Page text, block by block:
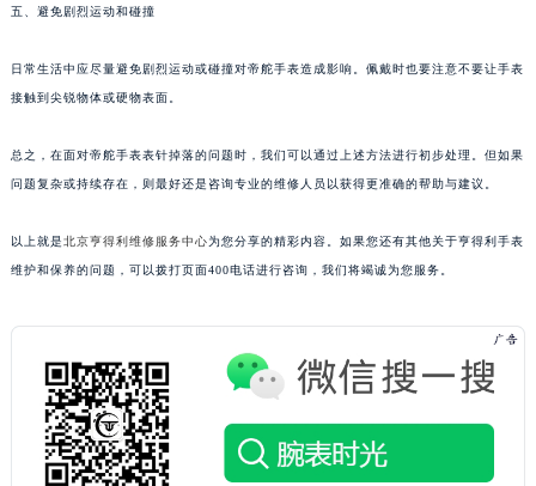
五、避免剧烈运动和碰撞
日常生活中应尽量避免剧烈运动或碰撞对帝舵手表造成影响。佩戴时也要注意不要让手表
接触到尖锐物体或硬物表面。
总之，在面对帝舵手表表针掉落的问题时，我们可以通过上述方法进行初步处理。但如果
问题复杂或持续存在，则最好还是咨询专业的维修人员以获得更准确的帮助与建议。
以上就是北京亨得利维修服务中心为您分享的精彩内容。如果您还有其他关于亨得利手表
维护和保养的问题，可以拨打页面400电话进行咨询，我们将竭诚为您服务。